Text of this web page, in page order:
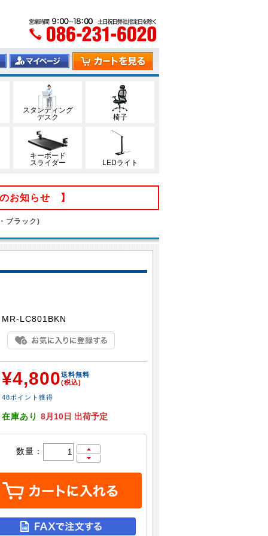
スタンディング
デスク
椅子
キーボード
スライダー
LEDライト
お知らせ 】
ブラック)
MR-LC801BKN
¥4,800送料無料
(税込)
48ポイント獲得
在庫あり 8月10日 出荷予定
数量：